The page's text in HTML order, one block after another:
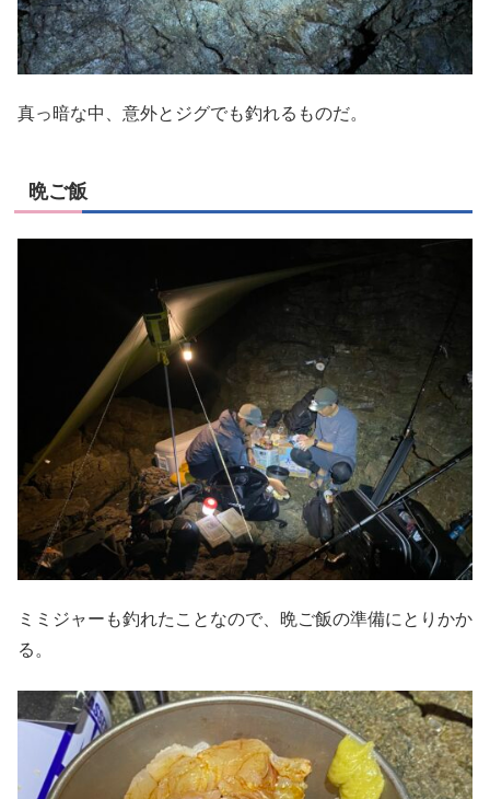
真っ暗な中、意外とジグでも釣れるものだ。
晩ご飯
ミミジャーも釣れたことなので、晩ご飯の準備にとりかか
る。